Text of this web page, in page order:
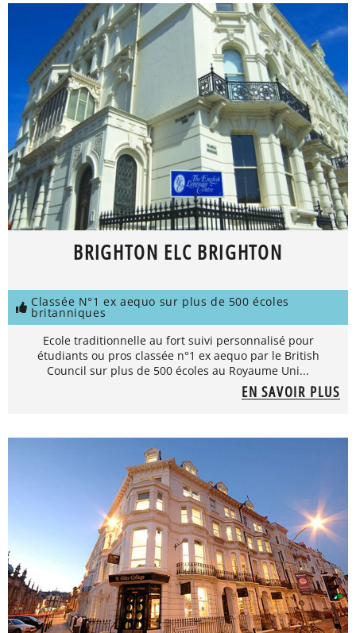
BRIGHTON ELC BRIGHTON
Classée N°1 ex aequo sur plus de 500 écoles
britanniques
Ecole traditionnelle au fort suivi personnalisé pour
étudiants ou pros classée n°1 ex aequo par le British
Council sur plus de 500 écoles au Royaume Uni...
EN SAVOIR PLUS